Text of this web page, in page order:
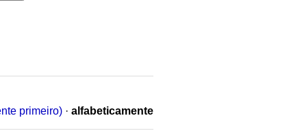
primeiro) · alfabeticamente